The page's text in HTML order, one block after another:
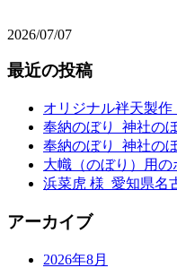
2026/07/07
最近の投稿
オリジナル袢天製
奉納のぼり_神社の
奉納のぼり_神社の
大幟（のぼり）用
浜菜虎 様_愛知県名
アーカイブ
2026年8月